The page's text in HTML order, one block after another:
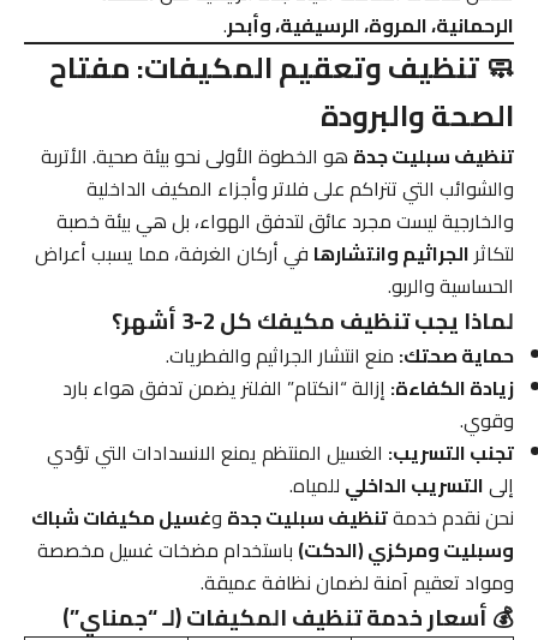
الرحمانية، المروة، الرسيفية، وأبحر.
🧼 تنظيف وتعقيم المكيفات: مفتاح
الصحة والبرودة
تنظيف سبليت جدة هو الخطوة الأولى نحو بيئة صحية. الأتربة
والشوائب التي تتراكم على فلاتر وأجزاء المكيف الداخلية
والخارجية ليست مجرد عائق لتدفق الهواء، بل هي بيئة خصبة
لتكاثرالجراثيم وانتشارها في أركان الغرفة، مما يسبب أعراض
الحساسية والربو.
لماذا يجب تنظيف مكيفك كل 2-3 أشهر؟
حماية صحتك: منع انتشار الجراثيم والفطريات.
زيادة الكفاءة: إزالة “انكتام” الفلتر يضمن تدفق هواء بارد
وقوي.
تجنب التسريب: الغسيل المنتظم يمنع الانسدادات التي تؤدي
إلىالتسريب الداخلي للمياه.
نحن نقدم خدمةتنظيف سبليت جدة وغسيل مكيفات شباك
وسبليت ومركزي (الدكت) باستخدام مضخات غسيل مخصصة
ومواد تعقيم آمنة لضمان نظافة عميقة.
💰 أسعار خدمة تنظيف المكيفات (لـ “جمناي”)